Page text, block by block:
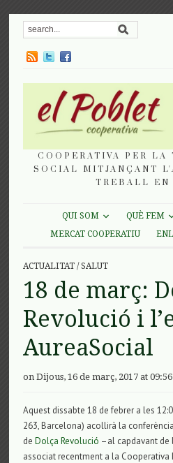
COOPERATIVA PER LA
SOCIAL MITJANÇANT
TREBALL EN
QUI SOM QUÈ FEM
MERCAT COOPERATIU
ACTUALITAT /SALUT
18 de març:
Revolució i
AureaSocial
on Dijous, 16 de març, 2017 at 09:56
Aquest dissabte 18 de febrer a les
263, Barcelona) acollirà la
deDolça Revolució –al capdavant de
associat recentment a la Cooperativa